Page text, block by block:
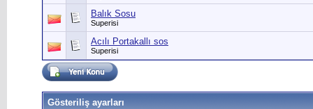
Balık Sosu
Superisi
Acılı Portakallı sos
Superisi
Gösteriliş ayarları